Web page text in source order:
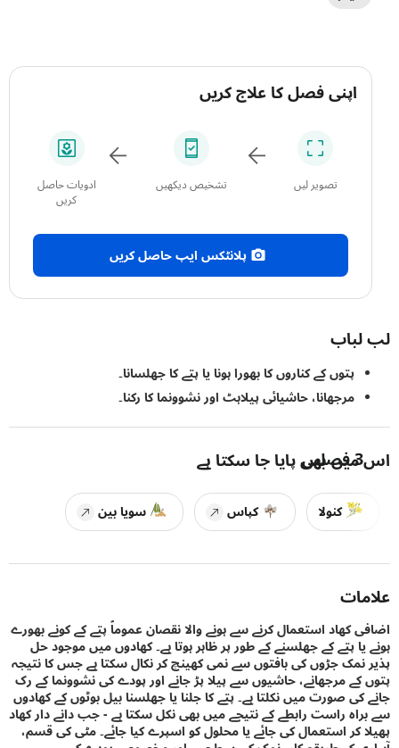
اپنی فصل کا علاج کریں
تصویر لیں تشخیص دیکھیں
ادویات حاصل
پلانٹکس ایپ حاصل کریں
پتوں کے کناروں کا بھورا ہونا یا پتے کا جھلسانا۔
مرجھانا، حاشیائی پیلاہٹ اور نشوونما کا رکنا۔
بھی پایا جا سکتا ہے
فصلیں
کنولا کپاس سویا بین
کھاد استعمال کرنے سے ہونے والا نقصان عموماً پتے کے کونے بھورے
پتے کے جھلسنے کے طور پر ظاہر ہوتا ہے۔ کھادوں میں موجود حل
جڑوں کی بافتوں سے نمی کھینچ کر نکال سکتا ہے جس کا نتیجہ
مرجھانے، حاشیوں سے پیلا پڑ جانے اور پودے کی نشوونما کے رک
صورت میں نکلتا ہے۔ پتے کا جلنا یا جھلسنا بیل بوٹوں کے کھادوں
راست رابطے کے نتیجے میں بھی نکل سکتا ہے - جب دانے دار کھاد
کر استعمال کی جائے یا محلول کو اسپرے کیا جائے۔ مٹی کی قسم،